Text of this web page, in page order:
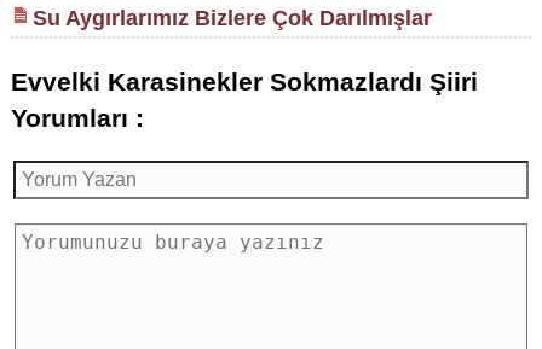
Su Aygırlarımız Bizlere Çok Darılmışlar
Evvelki Karasinekler Sokmazlardı Şiiri
Yorumları :